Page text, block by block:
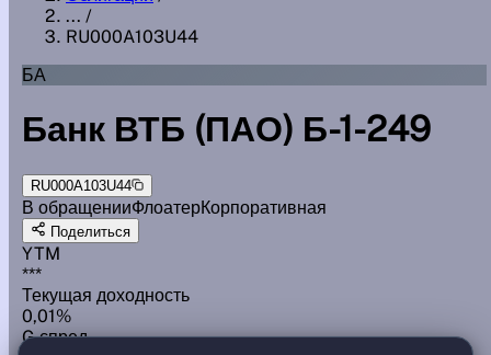
... /
RU000A103U44
БА
Банк ВТБ (ПАО) Б-1-249
RU000A103U44
В обращенииФлоатерКорпоративная
Поделиться
YTM
***
Текущая доходность
0,01%
G спред